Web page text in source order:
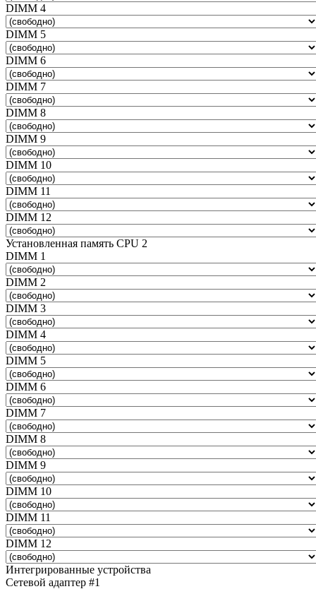
DIMM 4
DIMM 5
DIMM 6
DIMM 7
DIMM 8
DIMM 9
DIMM 10
DIMM 11
DIMM 12
Установленная память CPU 2
DIMM 1
DIMM 2
DIMM 3
DIMM 4
DIMM 5
DIMM 6
DIMM 7
DIMM 8
DIMM 9
DIMM 10
DIMM 11
DIMM 12
Интегрированные устройства
Сетевой адаптер #1